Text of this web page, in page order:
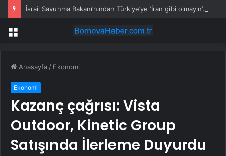
İsrail Savunma Bakanı’nından Türkiye’ye ‘İran gibi olmayın’ tehdidi
Menü
Anasayfa / Ekonomi
Ekonomi
Kazanç çağrısı: Vista
Outdoor, Kinetic Group
Satışında İlerleme Duyurdu